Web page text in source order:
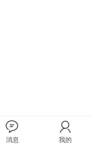
消息 我的